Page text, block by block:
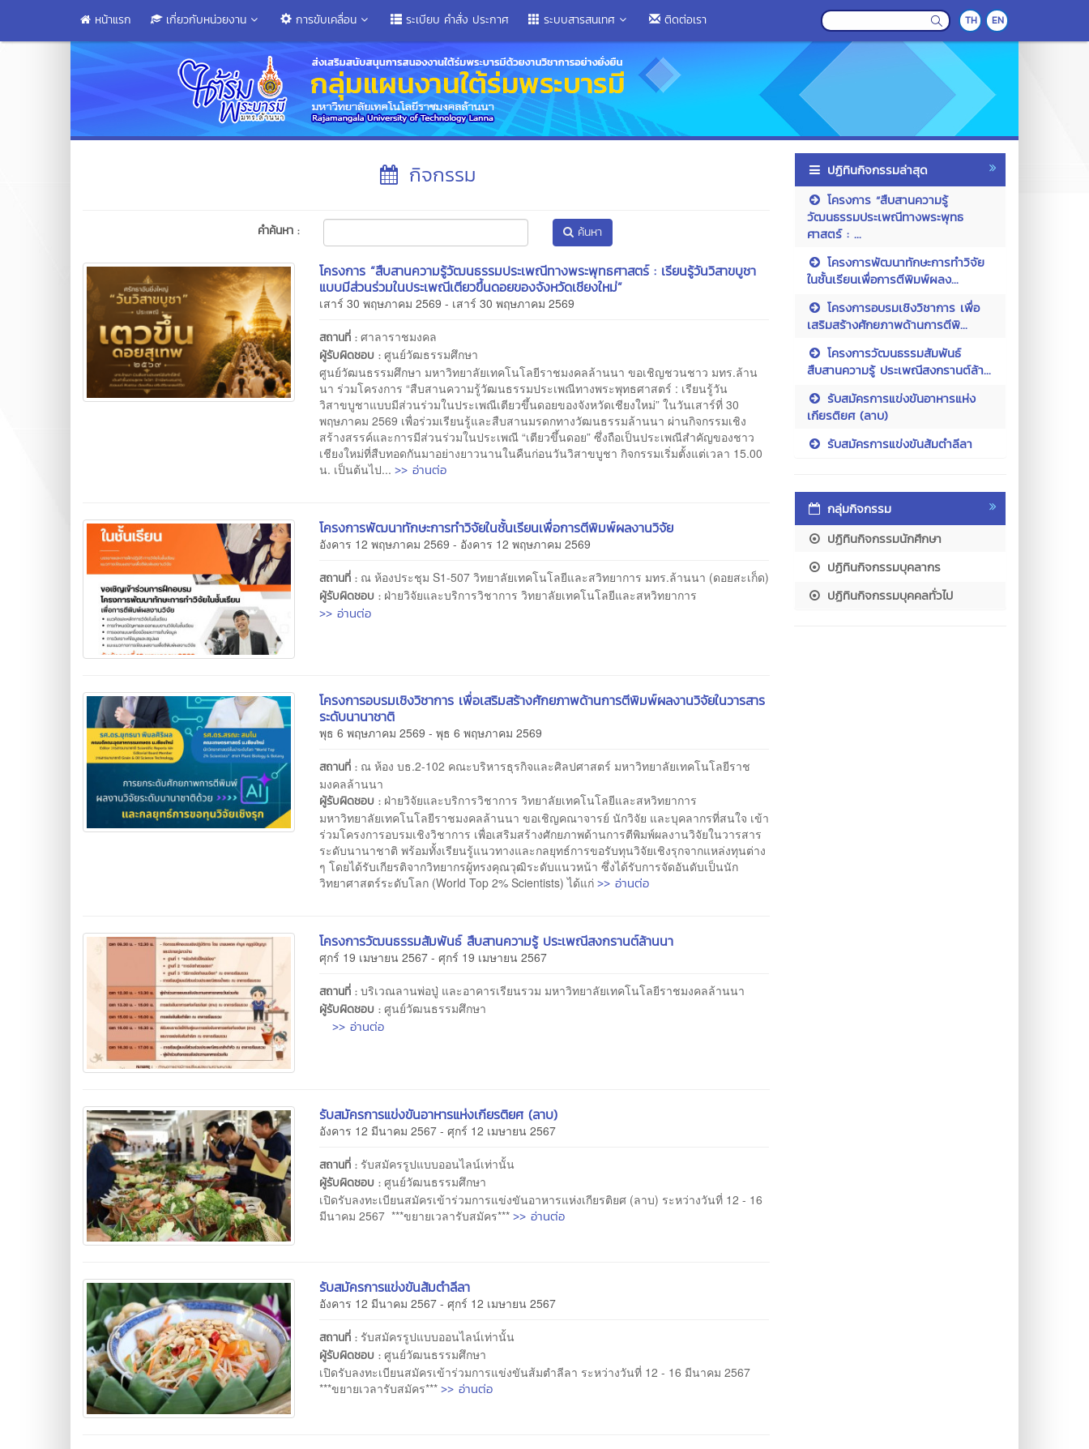
หน้าแรก เกี่ยวกับหน่วยงาน การขับเคลื่อน ระเบียบ คำสั่ง ประกาศ ระบบสารสนเทศ ติดต่อเรา TH EN
กิจกรรม
คำค้นหา : ค้นหา
โครงการ “สืบสานความรู้วัฒนธรรมประเพณีทางพระพุทธศาสตร์ : เรียนรู้วันวิสาขบูชา
แบบมีส่วนร่วมในประเพณีเตียวขึ้นดอยของจังหวัดเชียงใหม่”
เสาร์ 30 พฤษภาคม 2569 - เสาร์ 30 พฤษภาคม 2569
สถานที่ :ศาลาราชมงคล
ผู้รับผิดชอบ :ศูนย์วัฒธรรมศึกษา
ศูนย์วัฒนธรรมศึกษา มหาวิทยาลัยเทคโนโลยีราชมงคลล้านนา ขอเชิญชวนชาว มทร.ล้าน
นา ร่วมโครงการ “สืบสานความรู้วัฒนธรรมประเพณีทางพระพุทธศาสตร์ : เรียนรู้วัน
วิสาขบูชาแบบมีส่วนร่วมในประเพณีเตียวขึ้นดอยของจังหวัดเชียงใหม่” ในวันเสาร์ที่ 30
พฤษภาคม 2569 เพื่อร่วมเรียนรู้และสืบสานมรดกทางวัฒนธรรมล้านนา ผ่านกิจกรรมเชิง
สร้างสรรค์และการมีส่วนร่วมในประเพณี “เตียวขึ้นดอย” ซึ่งถือเป็นประเพณีสำคัญของชาว
เชียงใหม่ที่สืบทอดกันมาอย่างยาวนานในคืนก่อนวันวิสาขบูชา กิจกรรมเริ่มตั้งแต่เวลา 15.00
น. เป็นต้นไป...>> อ่านต่อ
โครงการพัฒนาทักษะการทำวิจัยในชั้นเรียนเพื่อการตีพิมพ์ผลงานวิจัย
อังคาร 12 พฤษภาคม 2569 - อังคาร 12 พฤษภาคม 2569
สถานที่ : ณ ห้องประชุม S1-507 วิทยาลัยเทคโนโลยีและสวิทยาการ มทร.ล้านนา (ดอยสะเก็ด)
ผู้รับผิดชอบ : ฝ่ายวิจัยและบริการวิชาการ วิทยาลัยเทคโนโลยีและสหวิทยาการ
>> อ่านต่อ
โครงการอบรมเชิงวิชาการ เพื่อเสริมสร้างศักยภาพด้านการตีพิมพ์ผลงานวิจัยในวารสาร
ระดับนานาชาติ
พุธ 6 พฤษภาคม 2569 - พุธ 6 พฤษภาคม 2569
สถานที่ : ณ ห้อง บธ.2-102 คณะบริหารธุรกิจและศิลปศาสตร์ มหาวิทยาลัยเทคโนโลยีราช
มงคลล้านนา
ผู้รับผิดชอบ : ฝ่ายวิจัยและบริการวิชาการ วิทยาลัยเทคโนโลยีและสหวิทยาการ
มหาวิทยาลัยเทคโนโลยีราชมงคลล้านนา ขอเชิญคณาจารย์ นักวิจัย และบุคลากรที่สนใจ เข้า
ร่วมโครงการอบรมเชิงวิชาการ เพื่อเสริมสร้างศักยภาพด้านการตีพิมพ์ผลงานวิจัยในวารสาร
ระดับนานาชาติ พร้อมทั้งเรียนรู้แนวทางและกลยุทธ์การขอรับทุนวิจัยเชิงรุกจากแหล่งทุนต่าง
ๆ โดยได้รับเกียรติจากวิทยากรผู้ทรงคุณวุฒิระดับแนวหน้า ซึ่งได้รับการจัดอันดับเป็นนัก
วิทยาศาสตร์ระดับโลก (World Top 2% Scientists) ได้แก่>> อ่านต่อ
โครงการวัฒนธรรมสัมพันธ์ สืบสานความรู้ ประเพณีสงกรานต์ล้านนา
ศุกร์ 19 เมษายน 2567 - ศุกร์ 19 เมษายน 2567
สถานที่ :บริเวณลานพ่อปู่ และอาคารเรียนรวม มหาวิทยาลัยเทคโนโลยีราชมงคลล้านนา
ผู้รับผิดชอบ :ศูนย์วัฒนธรรมศึกษา
>> อ่านต่อ
รับสมัครการแข่งขันอาหารแห่งเกียรติยศ (ลาบ)
อังคาร 12 มีนาคม 2567 - ศุกร์ 12 เมษายน 2567
สถานที่ : รับสมัครรูปแบบออนไลน์เท่านั้น
ผู้รับผิดชอบ :ศูนย์วัฒนธรรมศึกษา
เปิดรับลงทะเบียนสมัครเข้าร่วมการแข่งขันอาหารแห่งเกียรติยศ (ลาบ) ระหว่างวันที่ 12 - 16
มีนาคม 2567 ***ขยายเวลารับสมัคร***>> อ่านต่อ
รับสมัครการแข่งขันส้มตำลีลา
อังคาร 12 มีนาคม 2567 - ศุกร์ 12 เมษายน 2567
สถานที่ : รับสมัครรูปแบบออนไลน์เท่านั้น
ผู้รับผิดชอบ :ศูนย์วัฒนธรรมศึกษา
เปิดรับลงทะเบียนสมัครเข้าร่วมการแข่งขันส้มตำลีลา ระหว่างวันที่ 12 - 16 มีนาคม 2567
***ขยายเวลารับสมัคร***>> อ่านต่อ
ปฏิทินกิจกรรมล่าสุด
โครงการ “สืบสานความรู้
วัฒนธรรมประเพณีทางพระพุทธ
ศาสตร์ : ...
โครงการพัฒนาทักษะการทำวิจัย
ในชั้นเรียนเพื่อการตีพิมพ์ผลง...
โครงการอบรมเชิงวิชาการ เพื่อ
เสริมสร้างศักยภาพด้านการตีพิ...
โครงการวัฒนธรรมสัมพันธ์
สืบสานความรู้ ประเพณีสงกรานต์ล้า...
รับสมัครการแข่งขันอาหารแห่ง
เกียรติยศ (ลาบ)
รับสมัครการแข่งขันส้มตำลีลา
กลุ่มกิจกรรม
ปฏิทินกิจกรรมนักศึกษา
ปฏิทินกิจกรรมบุคลากร
ปฏิทินกิจกรรมบุคคลทั่วไป